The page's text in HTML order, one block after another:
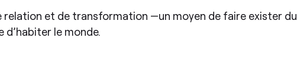
relation et de transformation —un moyen de faire exister du
d’habiter le monde.